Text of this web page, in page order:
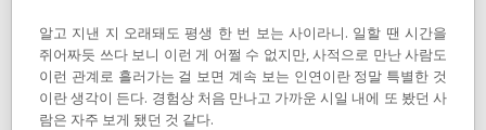
알고 지낸 지 오래돼도 평생 한 번 보는 사이라니. 일할 땐 시간을
쥐어짜듯 쓰다 보니 이런 게 어쩔 수 없지만, 사적으로 만난 사람도
이런 관계로 흘러가는 걸 보면 계속 보는 인연이란 정말 특별한 것
이란 생각이 든다. 경험상 처음 만나고 가까운 시일 내에 또 봤던 사
람은 자주 보게 됐던 것 같다.